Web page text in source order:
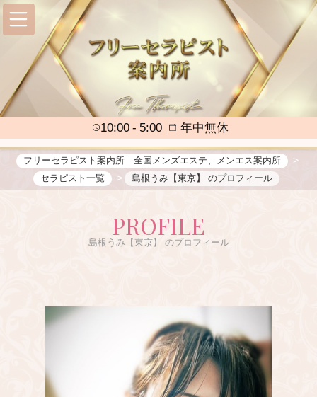
10:00 5:00 年中無休
フリーセラピスト案内所｜全国メンズエステ、メンエス案内所
セラピスト一覧
島根うみ【東京】 のプロフィール
PROFILE
島根うみ【東京】 のプロフィール